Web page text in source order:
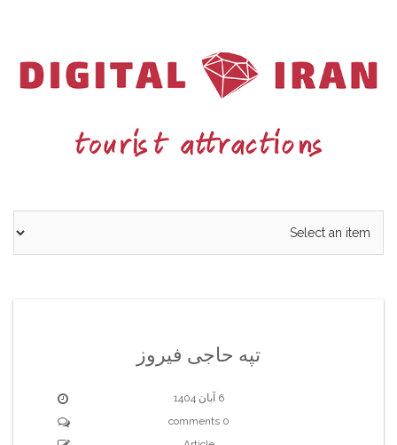
تپه حاجی فیروز
6 آبان 1404
0 comments